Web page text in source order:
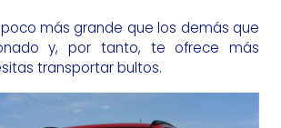
más grande que los demás que
y, por tanto, te ofrece más
transportar bultos.